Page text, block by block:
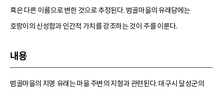
혹은 다른 이름으로 변한 것으로 추정된다. 범골마을의 유래담에는
호랑이의 신성함과 인간적 가치를 강조하는 것이 주를 이룬다.
내용
범골마을의 지명 유래는 마을 주변의 지형과 관련된다. 대구시 달성군의